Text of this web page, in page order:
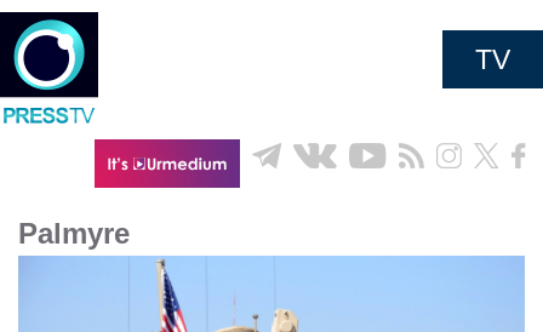
TV
Palmyre